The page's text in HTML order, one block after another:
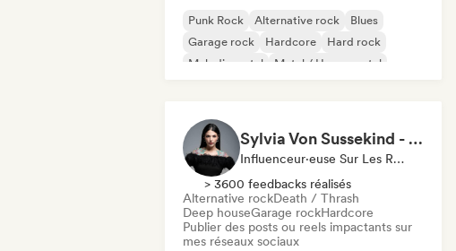
Punk Rock Alternative rock
Blues
Garage rock
Hardcore
Hard rock
Melodic metal
Metal / Heavy metal
Sylvia Von Sussekind - Content Creator
Influenceur·euse Sur Les Réseaux Sociaux
> 3600 feedbacks réalisés
Alternative rockDeath / Thrash
Deep houseGarage rockHardcore
Publier des posts ou reels impactants sur
mes réseaux sociaux